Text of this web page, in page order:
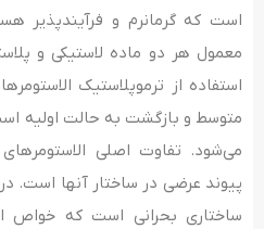
است که گرمانرم و فرآیندپذیر
معمول هر دو ماده لاستیکی و
استفاده از ترموپلاستیک
متوسط و بازگشت به حالت اولیه
می‌شود. تفاوت اصلی
پیوند عرضی در ساختار آنها است.
ساختاری بحرانی است که خواص